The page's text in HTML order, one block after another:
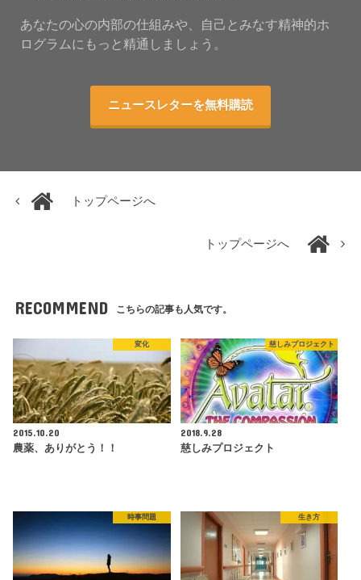
あなたの心の内部の仕組みや、自己とみなす精神的ホ
ログラムにもっと精通しましょう。
ニュースレターを無料購読
トップページへ
トップページへ
RECOMMEND こちらの記事も人気です。
変化
2015.10.20
農薬、ありがとう！！
慈しみプロジェクト
2018.9.28
慈しみプロジェクト
時事問題 生き方